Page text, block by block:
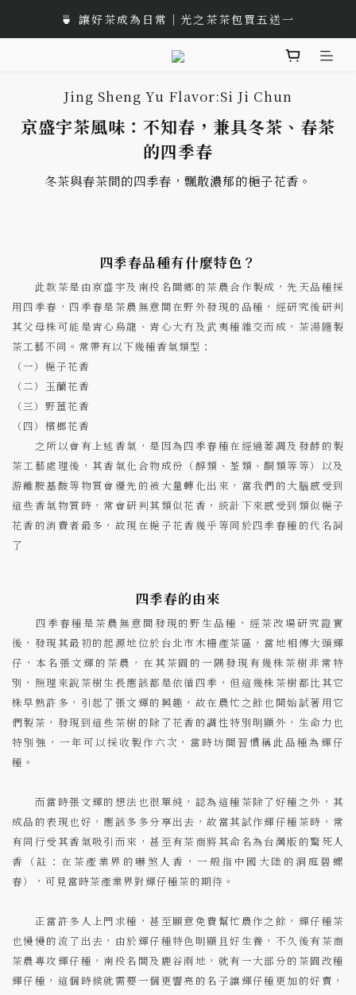
🎁 中秋佳節以茶獻禮｜茶包、茶葉禮品推薦
🍵 讓好茶成為日常｜光之茶茶包買五送一
🌟 全新風味上市｜《台灣武夷雙星》
🎁 中秋佳節以茶獻禮｜茶包、茶葉禮品推薦
Jing Sheng Yu Flavor:Si Ji Chun
京盛宇茶風味：不知春，兼具冬茶、春茶
的四季春
冬茶與春茶間的四季春，飄散濃郁的梔子花香。
四季春品種有什麼特色？
此款茶是由京盛宇及南投名間鄉的茶農合作製成，先天品種採
用四季春，四季春是茶農無意間在野外發現的品種，經研究後研判
其父母株可能是青心烏龍、青心大冇及武夷種雜交而成，茶湯隨製
茶工藝不同。常帶有以下幾種香氣類型：
（一）梔子花香
（二）玉蘭花香
（三）野薑花香
（四）檳榔花香
之所以會有上述香氣，是因為四季春種在經過萎凋及發酵的製
茶工藝處理後，其香氣化合物成份（醇類、荃類、酮類等等）以及
游離胺基酸等物質會優先的被大量轉化出來，當我們的大腦感受到
這些香氣物質時，常會研判其類似花香，統計下來感受到類似梔子
花香的消費者最多，故現在梔子花香幾乎等同於四季春種的代名詞
了
四季春的由來
四季春種是茶農無意間發現的野生品種，經茶改場研究證實
後，發現其最初的起源地位於台北市木柵產茶區，當地相傳大頭輝
仔，本名張文輝的茶農，在其茶園的一隅發現有幾株茶樹非常特
別，照理來說茶樹生長應該都是依循四季，但這幾株茶樹都比其它
株早熟許多，引起了張文輝的興趣，故在農忙之餘也開始試著用它
們製茶，發現到這些茶樹的除了花香的調性特別明顯外，生命力也
特別強，一年可以採收製作六次，當時坊間習慣稱此品種為輝仔
種。
而當時張文輝的想法也很單純，認為這種茶除了好種之外，其
成品的表現也好，應該多多分享出去，故當其試作輝仔種茶時，常
有同行受其香氣吸引而來，甚至有茶商將其命名為台灣版的驚死人
香（註：在茶產業界的嚇煞人香，一般指中國大陸的洞庭碧螺
春），可見當時茶產業界對輝仔種茶的期待。
正當許多人上門求種，甚至願意免費幫忙農作之餘，輝仔種茶
也慢慢的流了出去，由於輝仔種特色明顯且好生養，不久後有茶商
茶農專攻輝仔種，南投名間及鹿谷兩地，就有一大部分的茶園改種
輝仔種，這個時候就需要一個更響亮的名子讓輝仔種更加的好賣，